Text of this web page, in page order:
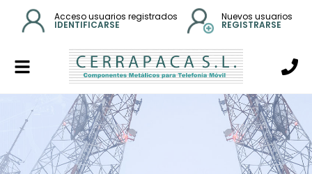
Acceso usuarios registrados
IDENTIFICARSE
Nuevos usuarios
REGISTRARSE
Alternar
navegación